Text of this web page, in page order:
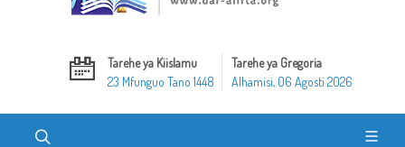
Tarehe ya Kiislamu
23 Mfunguo Tano 1448
Tarehe ya Gregoria
Alhamisi, 06 Agosti 2026